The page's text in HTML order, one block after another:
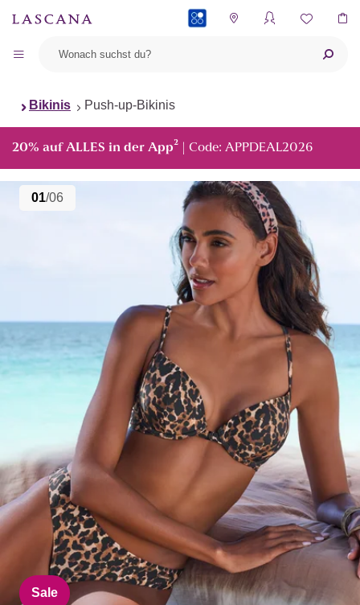
Bikinis Push-up-Bikinis
20% auf ALLES in der App² | Code: APPDEAL2026
01/06
Sale